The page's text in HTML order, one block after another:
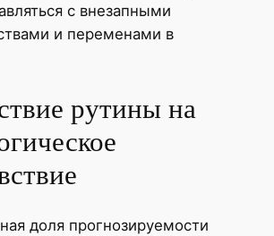
с внезапными
и переменами в
рутины на
доля прогнозируемости